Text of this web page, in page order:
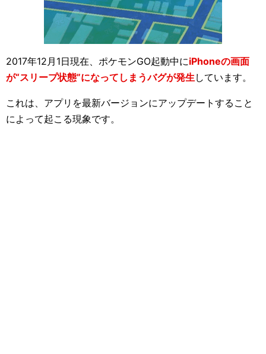
2017年12月1日現在、ポケモンGO起動中にiPhoneの画面
が“スリープ状態”になってしまうバグが発生しています。
これは、アプリを最新バージョンにアップデートすること
によって起こる現象です。